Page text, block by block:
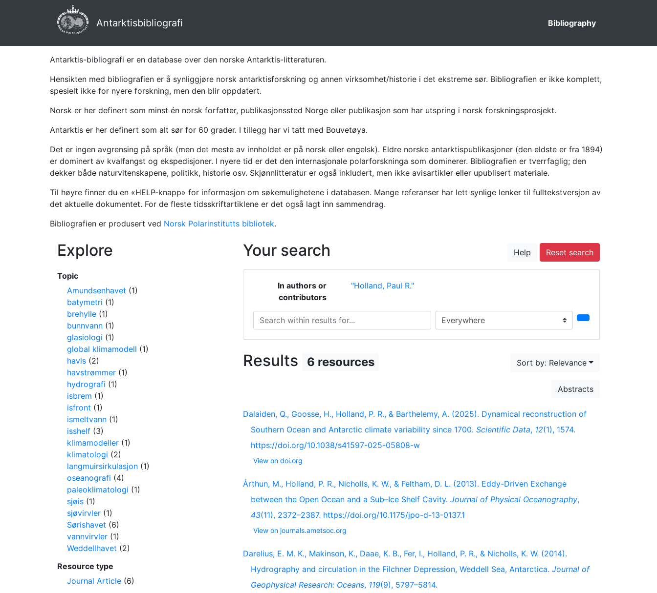
Antarktisbibliografi Bibliography
Antarktis-bibliografi er en database over den norske Antarktis-litteraturen.
Hensikten med bibliografien er å synliggjøre norsk antarktisforskning og annen virksomhet/historie i det ekstreme sør. Bibliografien er ikke komplett,
spesielt ikke for nyere forskning, men den blir oppdatert.
Norsk er her definert som minst én norsk forfatter, publikasjonssted Norge eller publikasjon som har utspring i norsk forskningsprosjekt.
Antarktis er her definert som alt sør for 60 grader. I tillegg har vi tatt med Bouvetøya.
Det er ingen avgrensing på språk (men det meste av innholdet er på norsk eller engelsk). Eldre norske antarktispublikasjoner (den eldste er fra 1894)
er dominert av kvalfangst og ekspedisjoner. I nyere tid er det den internasjonale polarforskninga som dominerer. Bibliografien er tverrfaglig; den
dekker både naturvitenskapene, politikk, historie osv. Skjønnlitteratur er også inkludert, men ikke avisartikler eller upublisert materiale.
Til høyre finner du en «HELP-knapp» for informasjon om søkemulighetene i databasen. Mange referanser har lett synlige lenker til fulltekstversjon av
det aktuelle dokumentet. For de fleste tidsskriftartiklene er det også lagt inn sammendrag.
Bibliografien er produsert ved Norsk Polarinstitutts bibliotek.
Your search Help Reset search
In authors or
contributors
"Holland, Paul R."
Search within results for... Search in...
Results 6 resources Sort by: Relevance
Abstracts
Dalaiden, Q., Goosse, H., Holland, P. R., & Barthelemy, A. (2025). Dynamical reconstruction of
Southern Ocean and Antarctic climate variability since 1700. Scientific Data, 12(1), 1574.
https://doi.org/10.1038/s41597-025-05808-w
View on doi.org
Årthun, M., Holland, P. R., Nicholls, K. W., & Feltham, D. L. (2013). Eddy-Driven Exchange
between the Open Ocean and a Sub–Ice Shelf Cavity. Journal of Physical Oceanography,
43(11), 2372–2387. https://doi.org/10.1175/jpo-d-13-0137.1
View on journals.ametsoc.org
Darelius, E. M. K., Makinson, K., Daae, K. B., Fer, I., Holland, P. R., & Nicholls, K. W. (2014).
Hydrography and circulation in the Filchner Depression, Weddell Sea, Antarctica. Journal of
Geophysical Research: Oceans, 119(9), 5797–5814.
Explore
Topic
Amundsenhavet (1)
batymetri (1)
brehylle (1)
bunnvann (1)
glasiologi (1)
global klimamodell (1)
havis (2)
havstrømmer (1)
hydrografi (1)
isbrem (1)
isfront (1)
ismeltvann (1)
isshelf (3)
klimamodeller (1)
klimatologi (2)
langmuirsirkulasjon (1)
oseanografi (4)
paleoklimatologi (1)
sjøis (1)
sjøvirvler (1)
Sørishavet (6)
vannvirvler (1)
Weddellhavet (2)
Resource type
Journal Article (6)